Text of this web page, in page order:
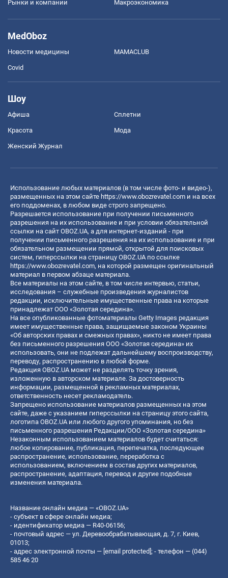
Рынки и компании Mакроэкономика
MedOboz
Новости медицины MAMACLUB
Covid
Шоу
Афиша Сплетни
Красота Мода
Женский Журнал
Использование любых материалов (в том числе фото- и видео-),
размещенных на этом сайте https://www.obozrevatel.com и на всех
его поддоменах, в любом виде строго запрещено.
Разрешается использование при получении письменного
разрешения на их использование и при условии обязательной
ссылки на сайт OBOZ.UA, а для интернет-изданий - при
получении письменного разрешения на их использование и при
обязательном размещении прямой, открытой для поисковых
систем, гиперссылки на страницу OBOZ.UA по ссылке
https://www.obozrevatel.com, на которой размещен оригинальный
материал в первом абзаце материала.
Все материалы на этом сайте, в том числе интервью, статьи,
исследования – служебные произведения журналистов
редакции, исключительные имущественные права на которые
принадлежат ООО «Золотая середина».
На все опубликованные фотоматериалы Getty Images редакция
имеет имущественные права, защищаемые законом Украины
«Об авторских правах и смежных правах», никто не имеет права
без письменного разрешения ООО «Золотая середина» их
использовать, они не подлежат дальнейшему воспроизводству,
переводу, распространению в любой форме.
Редакция OBOZ.UA может не разделять точку зрения,
изложенную в авторском материале. За достоверность
информации, размещенной в рекламных материалах,
ответственность несет рекламодатель.
Запрещено использование материалов размещенных на этом
сайте, даже с указанием гиперссылки на страницу этого сайта,
логотипа OBOZ.UA или любого другого упоминания, но без
письменного разрешения Редакции/ООО «Золотая середина»
Незаконным использованием материалов будет считаться:
любое копирование, публикация, перепечатка, последующее
распространение, использование, переработка с
использованием, включением в состав других материалов,
распространение, адаптация, перевод и другие подобные
изменения материала.
Название онлайн медиа — «OBOZ.UA»
- субъект в сфере онлайн медиа;
- идентификатор медиа — R40-06156;
- почтовый адрес — ул. Деревообрабатывающая, д. 7, г. Киев,
01013;
- адрес электронной почты — [email protected]; - телефон — (044)
585 46 20